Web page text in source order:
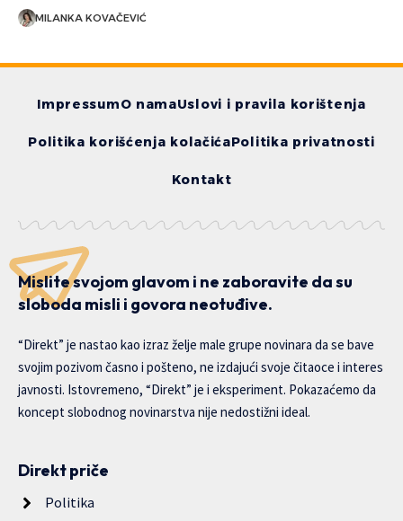
MILANKA KOVAČEVIĆ
ImpressumO namaUslovi i pravila korištenja
Politika korišćenja kolačićaPolitika privatnosti
Kontakt
Mislite svojom glavom i ne zaboravite da su
sloboda misli i govora neotuđive.
“Direkt” je nastao kao izraz želje male grupe novinara da se bave
svojim pozivom časno i pošteno, ne izdajući svoje čitaoce i interes
javnosti. Istovremeno, “Direkt” je i eksperiment. Pokazaćemo da
koncept slobodnog novinarstva nije nedostižni ideal.
Direkt priče
Politika